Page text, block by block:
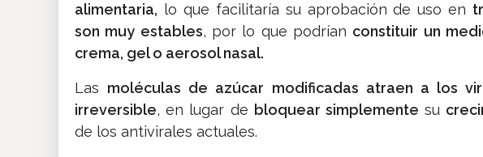
alimentaria, lo que facilitaría su aprobación de uso en
son muy estables, por lo que podrían constituir un
crema, gel o aerosol nasal.
Las moléculas de azúcar modificadas atraen a los
irreversible, en lugar de bloquear simplemente su
de los antivirales actuales.